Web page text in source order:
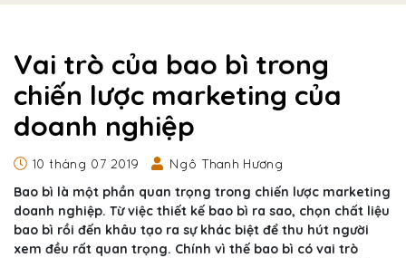
Vai trò của bao bì trong
chiến lược marketing của
doanh nghiệp
10 tháng 07 2019 Ngô Thanh Hương
Bao bì là một phần quan trọng trong chiến lược marketing
doanh nghiệp. Từ việc thiết kế bao bì ra sao, chọn chất liệu
bao bì rồi đến khâu tạo ra sự khác biệt để thu hút người
xem đều rất quan trọng. Chính vì thế bao bì có vai trò